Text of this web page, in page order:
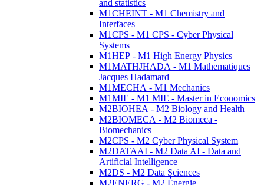
and statistics
M1CHEINT - M1 Chemistry and
Interfaces
M1CPS - M1 CPS - Cyber Physical
Systems
M1HEP - M1 High Energy Physics
M1MATHJHADA - M1 Mathematiques
Jacques Hadamard
M1MECHA - M1 Mechanics
M1MIE - M1 MIE - Master in Economics
M2BIOHEA - M2 Biology and Health
M2BIOMECA - M2 Biomeca -
Biomechanics
M2CPS - M2 Cyber Physical System
M2DATAAI - M2 Data AI - Data and
Artificial Intelligence
M2DS - M2 Data Sciences
M2ENERG - M2 Énergie